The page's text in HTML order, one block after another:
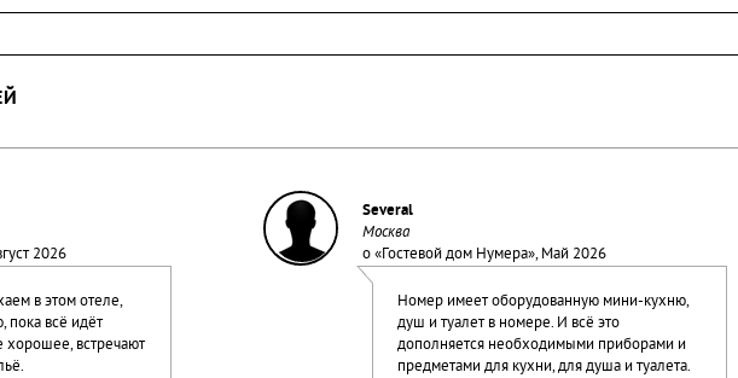
2026
в этом отеле,
пока всё идёт
встречают
Several
Москва
о «Гостевой дом Нумера», Май 2026
Номер имеет оборудованную мини-кухню,
душ и туалет в номере. И всё это
дополняется необходимыми приборами и
предметами для кухни, для душа и туалета.